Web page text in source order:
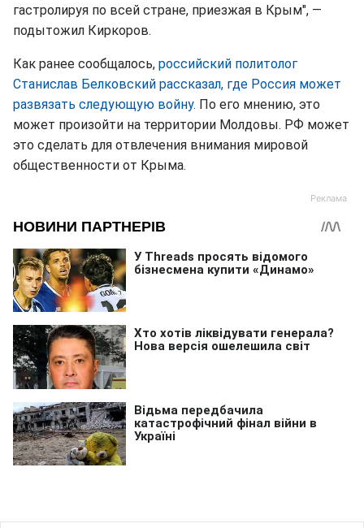
гастролируя по всей стране, приезжая в Крым", —
подытожил Киркоров.
Как ранее сообщалось, российский политолог
Станислав Белковский рассказал, где Россия может
развязать следующую войну. По его мнению, это
может произойти на территории Молдовы. РФ может
это сделать для отвлечения внимания мировой
общественности от Крыма.